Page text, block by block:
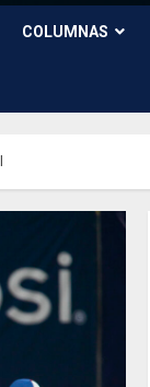
COLUMNAS